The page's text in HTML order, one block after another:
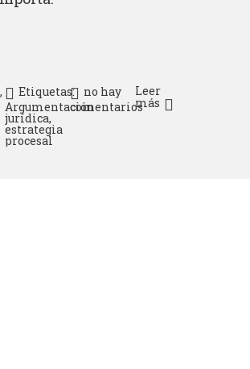
Etiquetas:
Argumentación
jurídica,
estrategia
procesal
no hay
comentarios
Leer
más